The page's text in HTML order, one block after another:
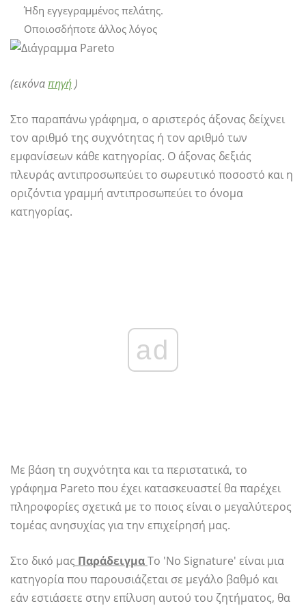
Ήδη εγγεγραμμένος πελάτης.
Οποιοσδήποτε άλλος λόγος
(εικόναπηγή )
Στο παραπάνω γράφημα, ο αριστερός άξονας δείχνει
τον αριθμό της συχνότητας ή τον αριθμό των
εμφανίσεων κάθε κατηγορίας. Ο άξονας δεξιάς
πλευράς αντιπροσωπεύει το σωρευτικό ποσοστό και η
οριζόντια γραμμή αντιπροσωπεύει το όνομα
κατηγορίας.
ad
Με βάση τη συχνότητα και τα περιστατικά, το
γράφημα Pareto που έχει κατασκευαστεί θα παρέχει
πληροφορίες σχετικά με το ποιος είναι ο μεγαλύτερος
τομέας ανησυχίας για την επιχείρησή μας.
Στο δικό μας ΠαράδειγμαΤο 'No Signature' είναι μια
κατηγορία που παρουσιάζεται σε μεγάλο βαθμό και
εάν εστιάσετε στην επίλυση αυτού του ζητήματος, θα